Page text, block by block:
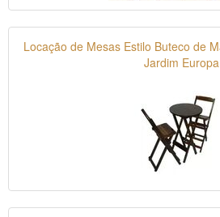
Locação de Mesas Estilo Buteco de
Jardim Europa